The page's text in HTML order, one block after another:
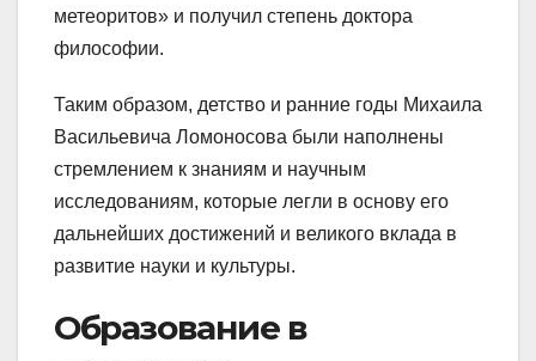
метеоритов» и получил степень доктора
философии.
Таким образом, детство и ранние годы Михаила
Васильевича Ломоносова были наполнены
стремлением к знаниям и научным
исследованиям, которые легли в основу его
дальнейших достижений и великого вклада в
развитие науки и культуры.
Образование в